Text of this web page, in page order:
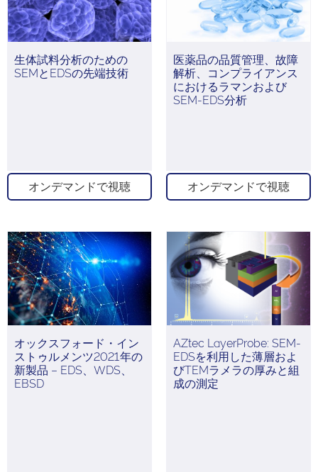
生体試料分析のための
SEMとEDSの先端技術
オンデマンドで視聴
医薬品の品質管理、故障
解析、コンプライアンス
におけるラマンおよび
SEM-EDS分析
オンデマンドで視聴
オックスフォード・イン
ストゥルメンツ2021年の
新製品 – EDS、WDS、
EBSD
AZtec LayerProbe: SEM-
EDSを利用した薄層およ
びTEMラメラの厚みと組
成の測定